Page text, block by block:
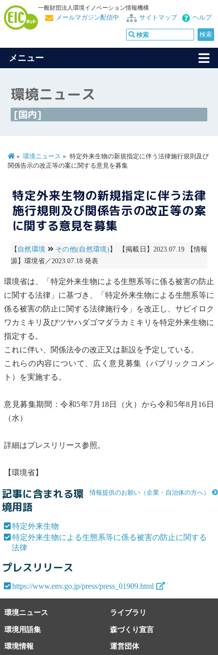
一般財団法人環境イノベーション情報機構
ヘルプ
サイトマップ
メールマガジン配信中
メニュー
環境ニュース
[国内]
環境ニュース
特定外来生物の新規指定に伴う法律施行規則及び
関係告示の改正等の案に関する意見を募集
特定外来生物の新規指定に伴う法律
施行規則及び関係告示の改正等の案
に関する意見を募集
【 自然環境 その他(自然環境) 】 【掲載日】2023.07.19 【情報
源】環境省／2023.07.18 発表
環境省は、「 特定外来生物による生態系等に係る被害の防止
に関する法律」に基づき、「 特定外来生物による生態系等に
係る被害の防止に関する法律施行令」を改正し、サビイロク
ワカミキリ及びツヤハダゴマダラカミキリを特定外来生物に
指定する。
これに伴い、関係法令の改正又は新設を予定している。
これらの内容について、広く意見募集（パブリックコメン
ト）を実施する。
意見募集期間：令和5年7月18日（火）から令和5年8月16日
（水）
詳細はプレスリリース参照。
【環境省】
情報提供のお願い（企業・自治体の方へ）
記事に含まれる環
境用語
特定外来生物
特定外来生物による生態系等に係る被害の防止に関する
法律
プレスリリース
https://www.env.go.jp/press/press_01909.html
環境ニュース ライブラリ
環境用語集 森づくり宣言
環境情報 運営団体